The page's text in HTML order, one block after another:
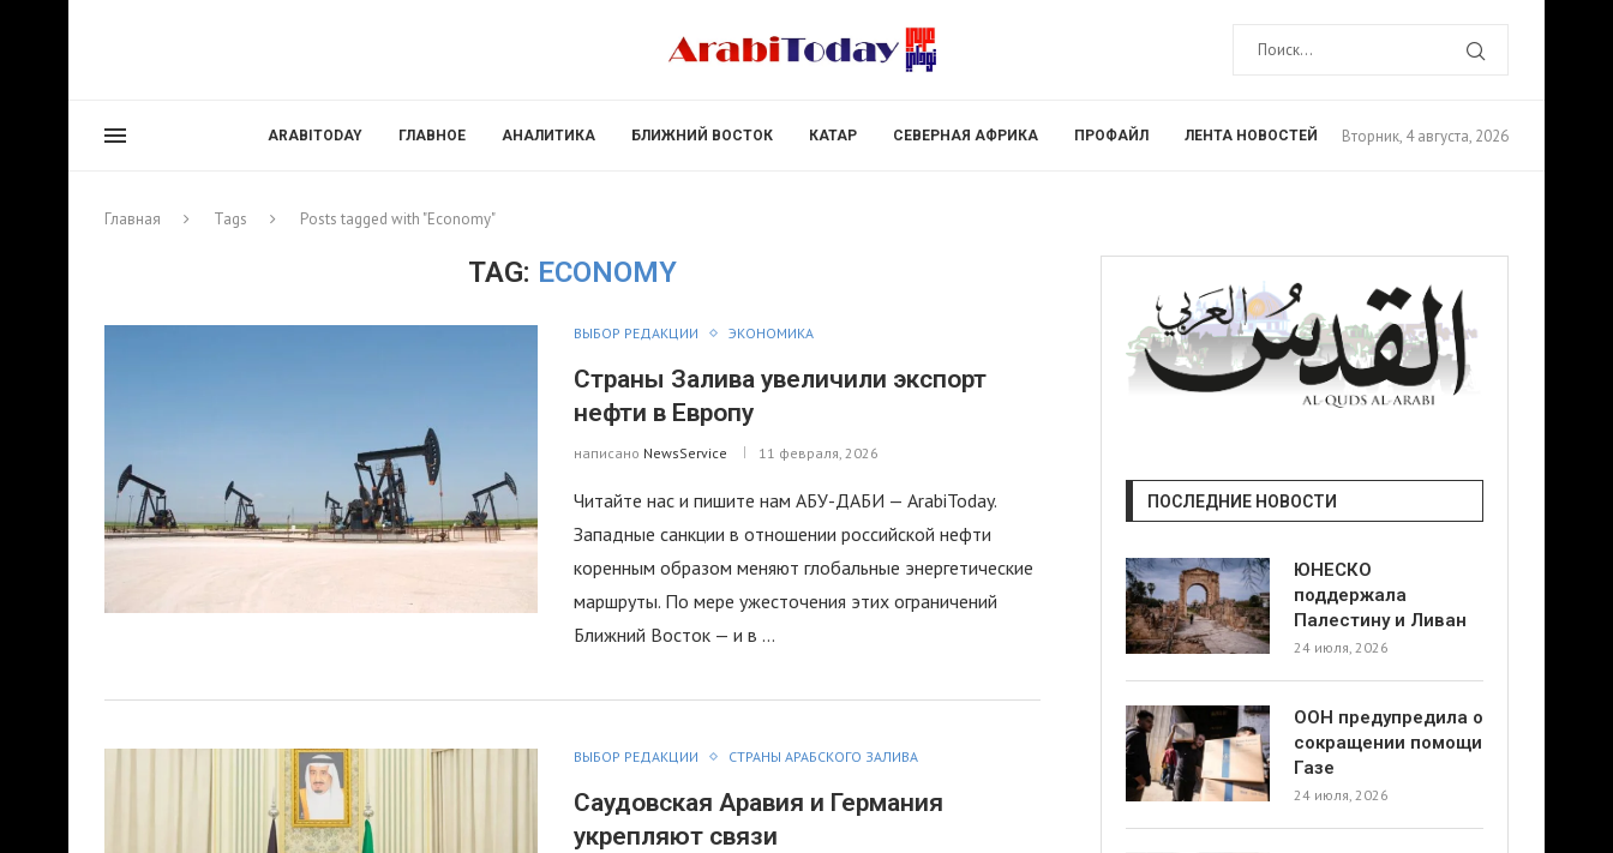
ARABITODAY ГЛАВНОЕ АНАЛИТИКА БЛИЖНИЙ ВОСТОК КАТАР СЕВЕРНАЯ АФРИКА ПРОФАЙЛ ЛЕНТА НОВОСТЕЙ Вторник, 4 августа, 2026
Главная Tags Posts tagged with "Economy"
TAG: ECONOMY
ВЫБОР РЕДАКЦИИ ЭКОНОМИКА
Страны Залива увеличили экспорт
нефти в Европу
написано NewsService 11 февраля, 2026
Читайте нас и пишите нам АБУ-ДАБИ — ArabiToday.
Западные санкции в отношении российской нефти
коренным образом меняют глобальные энергетические
маршруты. По мере ужесточения этих ограничений
Ближний Восток — и в …
ВЫБОР РЕДАКЦИИ СТРАНЫ АРАБСКОГО ЗАЛИВА
Саудовская Аравия и Германия
укрепляют связи
ПОСЛЕДНИЕ НОВОСТИ
ЮНЕСКО
поддержала
Палестину и Ливан
24 июля, 2026
ООН предупредила о
сокращении помощи
Газе
24 июля, 2026